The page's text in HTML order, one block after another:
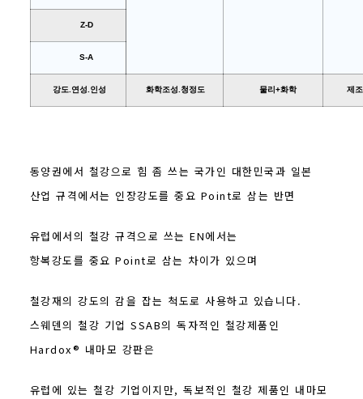
Z-D
S-A
강도.연성.인성 화학조성.청정도 물리+화학 제
동양권에서 철강으로 힘 좀 쓰는 국가인 대한민국과 일본
산업 규격에서는 인장강도를 중요 Point로 삼는 반면
유럽에서의 철강 규격으로 쓰는 EN에서는
항복강도를 중요 Point로 삼는 차이가 있으며
철강재의 강도의 감을 잡는 척도로 사용하고 있습니다.
스웨덴의 철강 기업 SSAB의 독자적인 철강제품인
Hardox® 내마모 강판은
유럽에 있는 철강 기업이지만, 독보적인 철강 제품인 내마모